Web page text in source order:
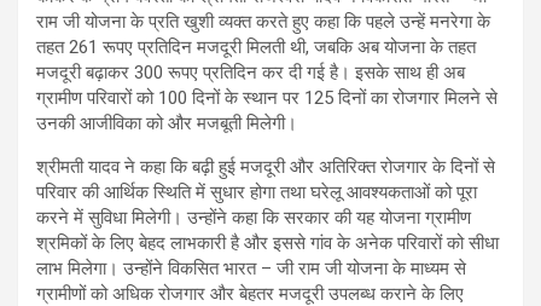
राम जी योजना के प्रति खुशी व्यक्त करते हुए कहा कि पहले उन्हें मनरेगा के
तहत 261 रूपए प्रतिदिन मजदूरी मिलती थी, जबकि अब योजना के तहत
मजदूरी बढ़ाकर 300 रूपए प्रतिदिन कर दी गई है। इसके साथ ही अब
ग्रामीण परिवारों को 100 दिनों के स्थान पर 125 दिनों का रोजगार मिलने से
उनकी आजीविका को और मजबूती मिलेगी।
श्रीमती यादव ने कहा कि बढ़ी हुई मजदूरी और अतिरिक्त रोजगार के दिनों से
परिवार की आर्थिक स्थिति में सुधार होगा तथा घरेलू आवश्यकताओं को पूरा
करने में सुविधा मिलेगी। उन्होंने कहा कि सरकार की यह योजना ग्रामीण
श्रमिकों के लिए बेहद लाभकारी है और इससे गांव के अनेक परिवारों को सीधा
लाभ मिलेगा। उन्होंने विकसित भारत – जी राम जी योजना के माध्यम से
ग्रामीणों को अधिक रोजगार और बेहतर मजदूरी उपलब्ध कराने के लिए